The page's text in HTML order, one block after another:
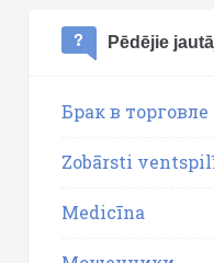
Pēdējie
Брак в торговле
Zobārsti
Medicīna